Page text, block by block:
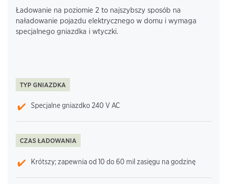
Ładowanie na poziomie 2 to najszybszy sposób na
naładowanie pojazdu elektrycznego w domu i wymaga
specjalnego gniazdka i wtyczki.
TYP GNIAZDKA
Specjalne gniazdko 240 V AC
CZAS ŁADOWANIA
Krótszy; zapewnia od 10 do 60 mil zasięgu na godzinę